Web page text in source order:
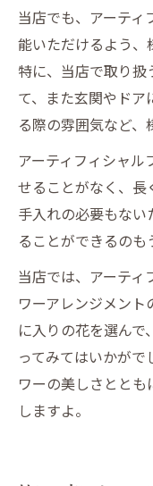
当店でも、アーテ
能いただけるよう、
特に、当店で取り扱
て、また玄関やドア
る際の雰囲気など、
アーティフィシャル
せることがなく、長
手入れの必要もな
ることができるのも
当店では、アーティ
ワーアレンジメン
に入りの花を選ん
ってみてはいかがで
ワーの美しさとと
しますよ。